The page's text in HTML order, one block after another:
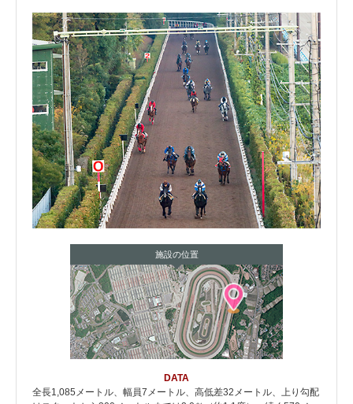
施設の位置
DATA
全長1,085メートル、幅員7メートル、高低差32メートル、上り勾配